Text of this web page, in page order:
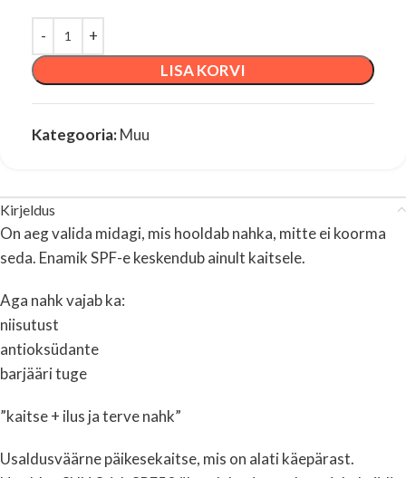
LISA KORVI
Kategooria:Muu
Kirjeldus
On aeg valida midagi, mis hooldab nahka, mitte ei koorma
seda. Enamik SPF-e keskendub ainult kaitsele.
Aga nahk vajab ka:
niisutust
antioksüdante
barjääri tuge
”kaitse + ilus ja terve nahk”
Usaldusväärne päikesekaitse, mis on alati käepärast.